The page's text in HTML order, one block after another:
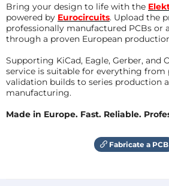
Bring your design to life with the
powered by Eurocircuits. Upload the
professionally manufactured PCBs or
through a proven European
Supporting KiCad, Eagle, Gerber, and
service is suitable for everything from
validation builds to series production
manufacturing.
Made in Europe. Fast. Reliable.
Fabricate a PCB